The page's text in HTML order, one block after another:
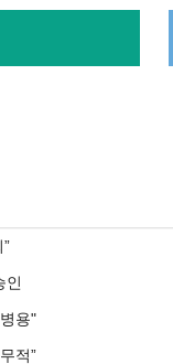
인
용"
적”